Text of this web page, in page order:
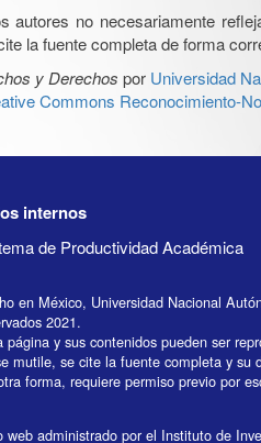
autores no necesariamente
la fuente completa de forma
y Derechos por Universidad
Commons Reconocimiento-
internos
de Productividad Académica
en México, Universidad Nacional
2021.
página y sus contenidos pueden ser
mutile, se cite la fuente completa y su
forma, requiere permiso previo por
web administrado por el Instituto de